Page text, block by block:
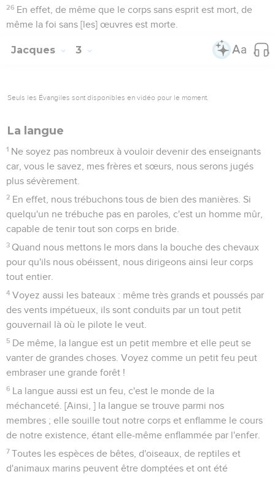
26 En effet, de même que le corps sans esprit est mort, de
même la foi sans [les] œuvres est morte.
Jacques 3
Seuls les Évangiles sont disponibles en vidéo pour le moment.
La langue
1 Ne soyez pas nombreux à vouloir devenir des enseignants
car, vous le savez, mes frères et sœurs, nous serons jugés
plus sévèrement.
2 En effet, nous trébuchons tous de bien des manières. Si
quelqu'un ne trébuche pas en paroles, c'est un homme mûr,
capable de tenir tout son corps en bride.
3 Quand nous mettons le mors dans la bouche des chevaux
pour qu'ils nous obéissent, nous dirigeons ainsi leur corps
tout entier.
4 Voyez aussi les bateaux : même très grands et poussés par
des vents impétueux, ils sont conduits par un tout petit
gouvernail là où le pilote le veut.
5 De même, la langue est un petit membre et elle peut se
vanter de grandes choses. Voyez comme un petit feu peut
embraser une grande forêt !
6 La langue aussi est un feu, c'est le monde de la
méchanceté. [Ainsi, ] la langue se trouve parmi nos
membres ; elle souille tout notre corps et enflamme le cours
de notre existence, étant elle-même enflammée par l'enfer.
7 Toutes les espèces de bêtes, d'oiseaux, de reptiles et
d'animaux marins peuvent être domptées et ont été